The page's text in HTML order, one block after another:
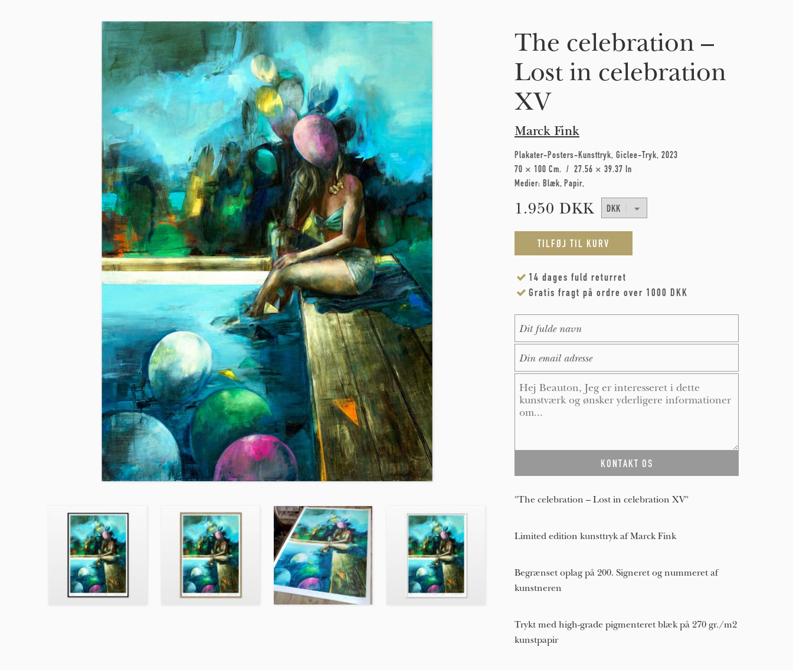
The celebration –
Lost in celebration
XV
Marck Fink
Plakater-Posters-Kunsttryk Giclee-Tryk 2023
70 × 100 Cm
27.56 × 39.37 In
Medier: Blæk Papir
1.950 DKK
14 dages fuld returret
Gratis fragt på ordre over 1000 DKK
"The celebration – Lost in celebration XV"
Limited edition kunsttryk af Marck Fink
Begrænset oplag på 200. Signeret og nummeret af
kunstneren
Trykt med high-grade pigmenteret blæk på 270 gr./m2
kunstpapir